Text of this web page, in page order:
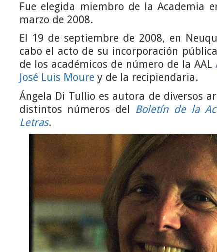
Fue elegida miembro de la Academia
marzo de 2008.
El 19 de septiembre de 2008, en
cabo el acto de su incorporación
de los académicos de número de la AAL
José Luis Moure y de la recipiendaria.
Ángela Di Tullio es autora de diversos
distintos números del Boletín de la
Letras.